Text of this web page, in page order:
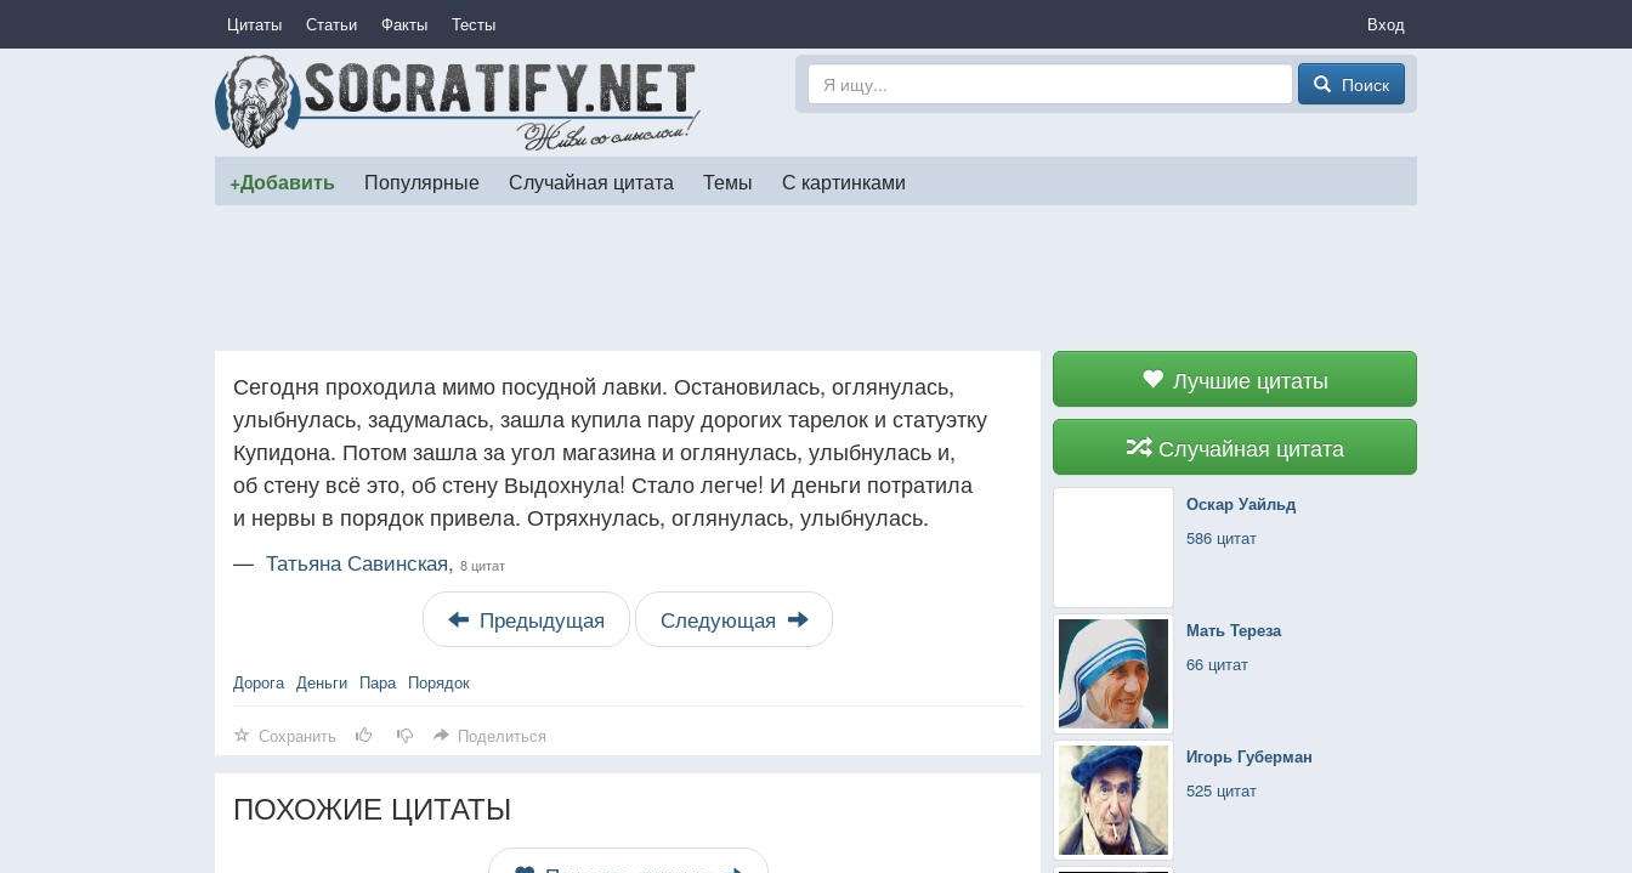
Цитаты Статьи Факты Тесты Вход
Поиск
+Добавить Популярные Случайная цитата Темы С картинками
Лучшие цитаты
Случайная цитата
Оскар Уайльд
586 цитат
Мать Тереза
66 цитат
Игорь Губерман
525 цитат
Сегодня проходила мимо посудной лавки. Остановилась, оглянулась,
улыбнулась, задумалась, зашла купила пару дорогих тарелок и статуэтку
Купидона. Потом зашла за угол магазина и оглянулась, улыбнулась и,
об стену всё это, об стену Выдохнула! Стало легче! И деньги потратила
и нервы в порядок привела. Отряхнулась, оглянулась, улыбнулась.
— Татьяна Савинская, 8 цитат
Предыдущая Следующая
Дорога Деньги Пара Порядок
Сохранить Поделиться
ПОХОЖИЕ ЦИТАТЫ